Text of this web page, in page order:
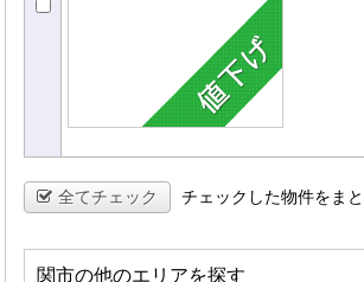
全てチェック チェックした物件をま
関市の他のエリアを探す